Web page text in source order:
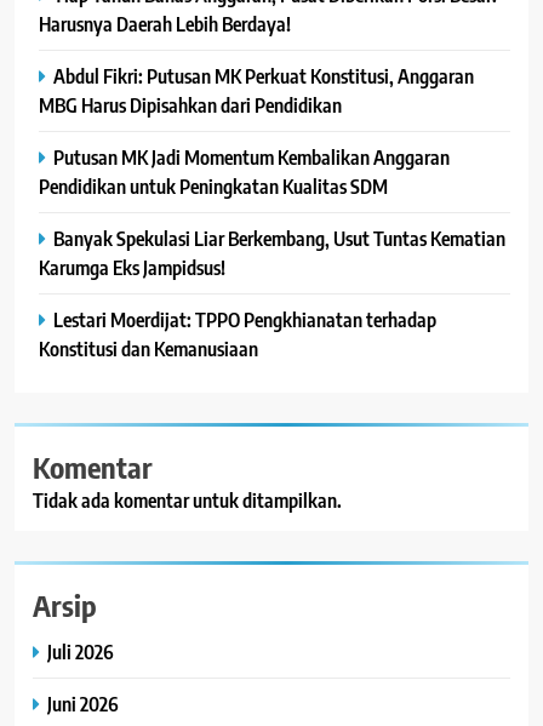
Harusnya Daerah Lebih Berdaya!
Abdul Fikri: Putusan MK Perkuat Konstitusi, Anggaran
MBG Harus Dipisahkan dari Pendidikan
Putusan MK Jadi Momentum Kembalikan Anggaran
Pendidikan untuk Peningkatan Kualitas SDM
Banyak Spekulasi Liar Berkembang, Usut Tuntas Kematian
Karumga Eks Jampidsus!
Lestari Moerdijat: TPPO Pengkhianatan terhadap
Konstitusi dan Kemanusiaan
Komentar
Tidak ada komentar untuk ditampilkan.
Arsip
Juli 2026
Juni 2026